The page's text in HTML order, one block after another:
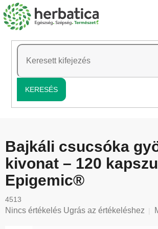
Ugrás
a
tartalomhoz
KERESÉS
Bajkáli csucsóka
kivonat – 120
Epigemic®
4513
A
Nincs értékelés Ugrás az értékeléshez